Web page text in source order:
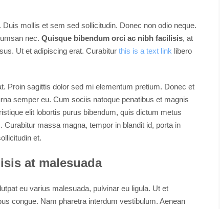
mollis et sem sed sollicitudin. Donec non odio neque.
nec. Quisque bibendum orci ac nibh facilisis, at
Ut et adipiscing erat. Curabitur this is a text link libero
Proin sagittis dolor sed mi elementum pretium. Donec et
semper eu. Cum sociis natoque penatibus et magnis
elit lobortis purus bibendum, quis dictum metus
massa magna, tempor in blandit id, porta in
et.
at malesuada
eu varius malesuada, pulvinar eu ligula. Ut et
congue. Nam pharetra interdum vestibulum. Aenean